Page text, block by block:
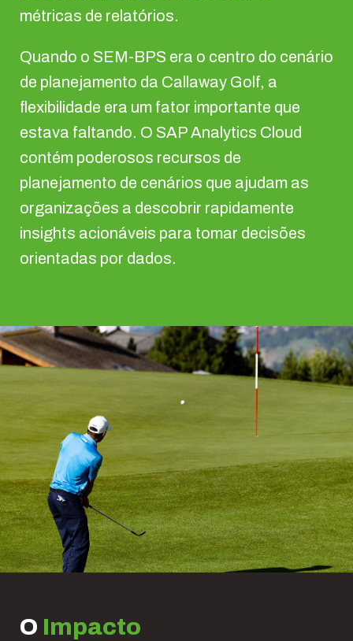
métricas de relatórios.
Quando o SEM-BPS era o centro do cenário
de planejamento da Callaway Golf, a
flexibilidade era um fator importante que
estava faltando. O SAP Analytics Cloud
contém poderosos recursos de
planejamento de cenários que ajudam as
organizações a descobrir rapidamente
insights acionáveis para tomar decisões
orientadas por dados.
O Impacto